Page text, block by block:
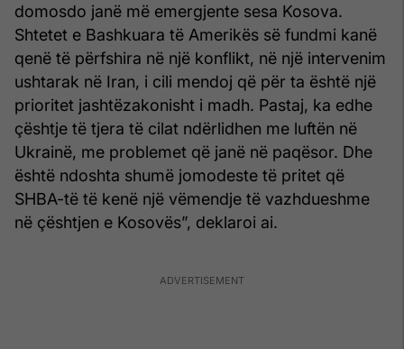
domosdo janë më emergjente sesa Kosova.
Shtetet e Bashkuara të Amerikës së fundmi kanë
qenë të përfshira në një konflikt, në një intervenim
ushtarak në Iran, i cili mendoj që për ta është një
prioritet jashtëzakonisht i madh. Pastaj, ka edhe
çështje të tjera të cilat ndërlidhen me luftën në
Ukrainë, me problemet që janë në paqësor. Dhe
është ndoshta shumë jomodeste të pritet që
SHBA-të të kenë një vëmendje të vazhdueshme
në çështjen e Kosovës”, deklaroi ai.